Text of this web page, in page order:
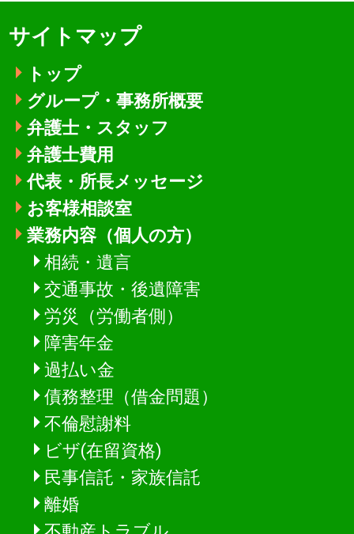
サイトマップ
トップ
グループ・事務所概要
弁護士・スタッフ
弁護士費用
代表・所長メッセージ
お客様相談室
業務内容（個人の方）
相続・遺言
交通事故・後遺障害
労災（労働者側）
障害年金
過払い金
債務整理（借金問題）
不倫慰謝料
ビザ(在留資格)
民事信託・家族信託
離婚